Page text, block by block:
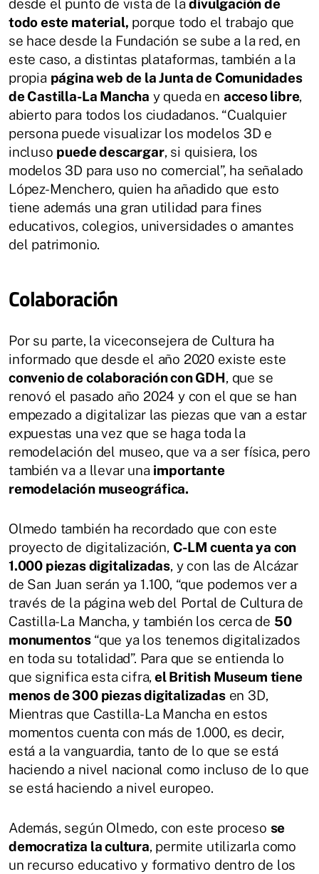
desde el punto de vista de ladivulgación de
todo este material, porque todo el trabajo que
se hace desde la Fundación se sube a la red, en
este caso, a distintas plataformas, también a la
propia página web de la Junta de Comunidades
de Castilla-La Mancha y queda en acceso libre,
abierto para todos los ciudadanos. “Cualquier
persona puede visualizar los modelos 3D e
incluso puede descargar, si quisiera, los
modelos 3D para uso no comercial”, ha señalado
López-Menchero, quien ha añadido que esto
tiene además una gran utilidad para fines
educativos, colegios, universidades o amantes
del patrimonio.
Colaboración
Por su parte, la viceconsejera de Cultura ha
informado que desde el año 2020 existe este
convenio de colaboración con GDH, que se
renovó el pasado año 2024 y con el que se han
empezado a digitalizar las piezas que van a estar
expuestas una vez que se haga toda la
remodelación del museo, que va a ser física, pero
también va a llevar una importante
remodelación museográfica.
Olmedo también ha recordado que con este
proyecto de digitalización, C-LM cuenta ya con
1.000 piezas digitalizadas, y con las de Alcázar
de San Juan serán ya 1.100, “que podemos ver a
través de la página web del Portal de Cultura de
Castilla-La Mancha, y también los cerca de 50
monumentos “que ya los tenemos digitalizados
en toda su totalidad”. Para que se entienda lo
que significa esta cifra, el British Museum tiene
menos de 300 piezas digitalizadasen 3D,
Mientras que Castilla-La Mancha en estos
momentos cuenta con más de 1.000, es decir,
está a la vanguardia, tanto de lo que se está
haciendo a nivel nacional como incluso de lo que
se está haciendo a nivel europeo.
Además, según Olmedo, con este proceso se
democratiza la cultura, permite utilizarla como
un recurso educativo y formativo dentro de los